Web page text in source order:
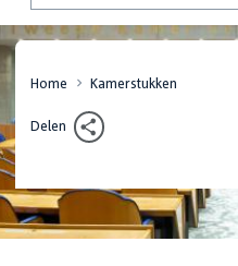
Home Kamerstukken
Delen